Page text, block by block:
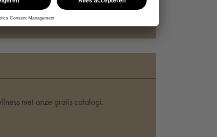
met onze gratis catalogi.